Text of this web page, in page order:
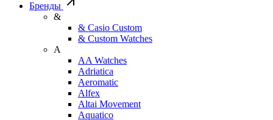
Бренды
&
& Casio Custom
& Custom Watches
A
AA Watches
Adriatica
Aeromatic
Alfex
Altai Movement
Aquatico